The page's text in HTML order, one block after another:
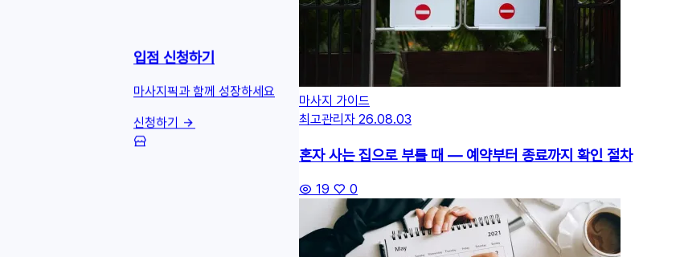
마사지 가이드
최고관리자26.08.03
혼자 사는 집으로 부를 때 — 예약부터 종료까지 확인 절차
19 0
입점 신청하기
마사지픽과 함께 성장하세요
신청하기